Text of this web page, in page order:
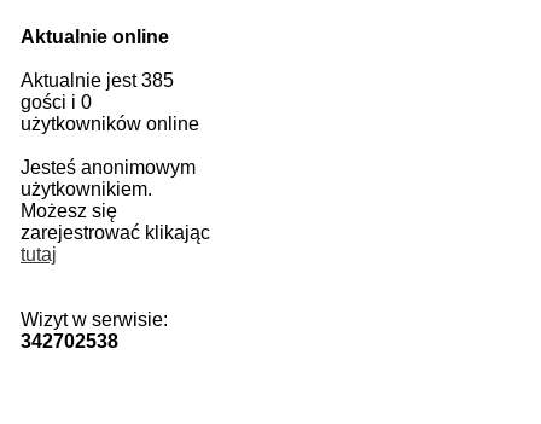
Aktualnie online
Aktualnie jest 385
gości i 0
użytkowników online
Jesteś anonimowym
użytkownikiem.
Możesz się
zarejestrować klikając
tutaj
Wizyt w serwisie:
342702538